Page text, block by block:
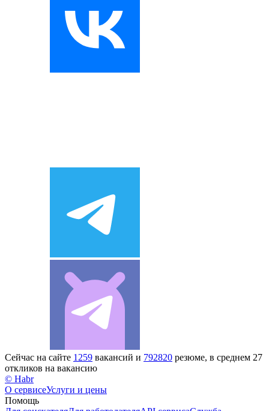
Сейчас на сайте 1259 вакансий и 792820 резюме, в среднем 27
откликов на вакансию
© Habr
О сервисеУслуги и цены
Помощь